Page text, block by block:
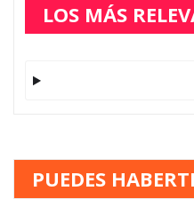
LOS MÁS
PUEDES